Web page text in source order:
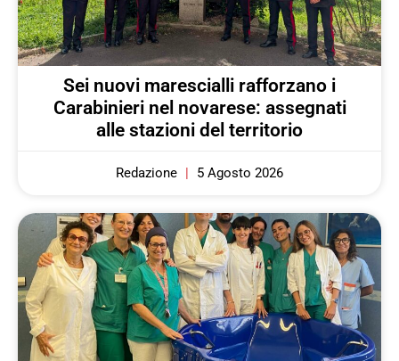
Sei nuovi marescialli rafforzano i
Carabinieri nel novarese: assegnati
alle stazioni del territorio
Redazione 5 Agosto 2026